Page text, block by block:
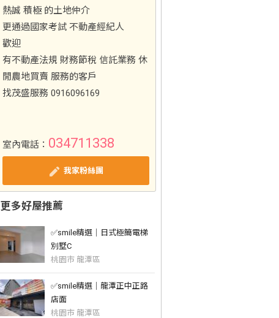
熱誠 積極 的土地仲介
更通過國家考試 不動產經紀人
歡迎
有不動產法規 財務節稅 信託業務 休
閒農地買賣 服務的客戶
找茂盛服務 0916096169
室內電話： 034711338
我家粉絲團
更多好屋推薦
✅️smile精選｜日式極簡電梯
別墅C
桃園市 龍潭區
✅️smile精選｜龍潭正中正路
店面
桃園市 龍潭區